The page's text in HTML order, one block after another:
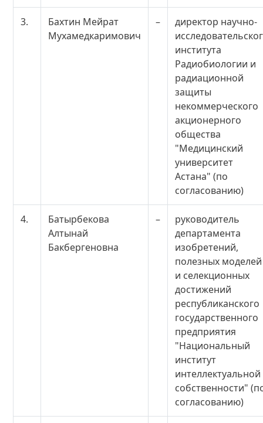
3.
Бахтин Мейрат
Мухамедкаримович
–
директор научно-
института
Радиобиологии и
радиационной
защиты
некоммерческого
акционерного
общества
"Медицинский
университет
Астана" (по
согласованию)
4.
Батырбекова
Алтынай
Бакбергеновна
–
руководитель
департамента
изобретений,
полезных моделей
и селекционных
достижений
республиканского
государственного
предприятия
"Национальный
институт
интеллектуальной
собственности"
согласованию)